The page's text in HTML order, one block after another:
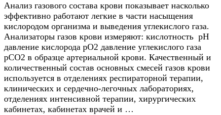
Анализ газового состава крови показывает насколько
эффективно работают легкие в части насыщения
кислородом организма и выведения углекислого газа.
Анализаторы газов крови измеряют: кислотность рН
давление кислорода рO2 давление углекислого газа
рCO2 в образце артериальной крови. Качественный и
количественный состав основных смесей газов крови
используется в отделениях респираторной терапии,
клинических и сердечно-легочных лабораториях,
отделениях интенсивной терапии, хирургических
кабинетах, кабинетах врачей и …